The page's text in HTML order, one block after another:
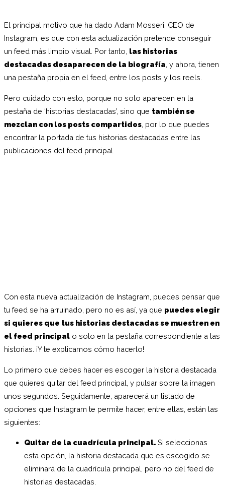
El principal motivo que ha dado Adam Mosseri, CEO de
Instagram, es que con esta actualización pretende conseguir
un feed más limpio visual. Por tanto, las historias
destacadas desaparecen de la biografía, y ahora, tienen
una pestaña propia en el feed, entre los posts y los reels.
Pero cuidado con esto, porque no solo aparecen en la
pestaña de ‘historias destacadas’, sino que también se
mezclan con los posts compartidos , por lo que puedes
encontrar la portada de tus historias destacadas entre las
publicaciones del feed principal.
Con esta nueva actualización de Instagram, puedes pensar que
tu feed se ha arruinado, pero no es así, ya que puedes elegir
si quieres que tus historias destacadas se muestren en
el feed principal o solo en la pestaña correspondiente a las
historias. ¡Y te explicamos cómo hacerlo!
Lo primero que debes hacer es escoger la historia destacada
que quieres quitar del feed principal, y pulsar sobre la imagen
unos segundos. Seguidamente, aparecerá un listado de
opciones que Instagram te permite hacer, entre ellas, están las
siguientes:
Quitar de la cuadrícula principal. Si seleccionas
esta opción, la historia destacada que es escogido se
eliminará de la cuadrícula principal, pero no del feed de
historias destacadas.